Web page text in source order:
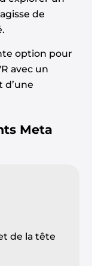
de
option pour
avec un
d’une
Meta
de la tête